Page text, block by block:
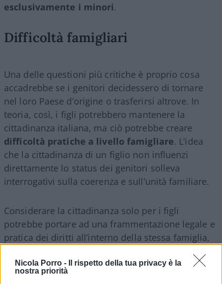
Nicola Porro -
Il rispetto della tua privacy è la
nostra priorità
esclusivamente i minori.
Difficoltà famigliari
Una delle questioni più critiche è proprio cosa
accadrebbe se i genitori decidessero di tornare
nel loro Paese d’origine o trasferirsi altrove. In
teoria, così, i figli potrebbero mantenere la
cittadinanza italiana, ma ciò potrebbe creare
difficoltà pratiche a livello famigliare. L’idea
che la cittadinanza di un figlio non influenzi
direttamente lo status dei genitori solleva
interrogativi sulla coerenza e sull’unità familiare.
Considerare la cittadinanza solo per i figli
potrebbe portare ad una frammentazione legale e
pratica dei diritti all’interno della stessa famiglia,
ritengono che il tema della cittadinanza debba
essere affrontato in un’ottica che coinvolga